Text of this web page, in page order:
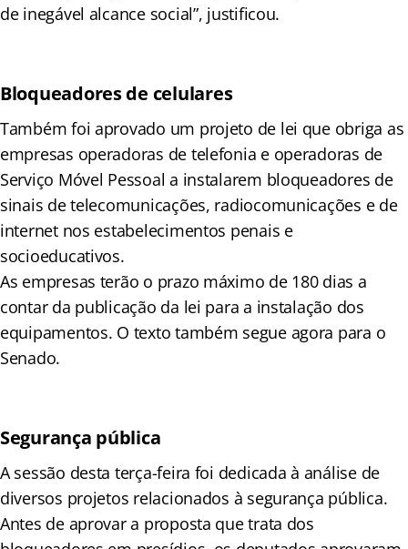
de inegável alcance social”, justificou.
Bloqueadores de celulares
Também foi aprovado um projeto de lei que obriga as
empresas operadoras de telefonia e operadoras de
Serviço Móvel Pessoal a instalarem bloqueadores de
sinais de telecomunicações, radiocomunicações e de
internet nos estabelecimentos penais e
socioeducativos.
As empresas terão o prazo máximo de 180 dias a
contar da publicação da lei para a instalação dos
equipamentos. O texto também segue agora para o
Senado.
Segurança pública
A sessão desta terça-feira foi dedicada à análise de
diversos projetos relacionados à segurança pública.
Antes de aprovar a proposta que trata dos